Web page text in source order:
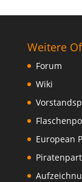
Weitere
Forum
Wiki
European